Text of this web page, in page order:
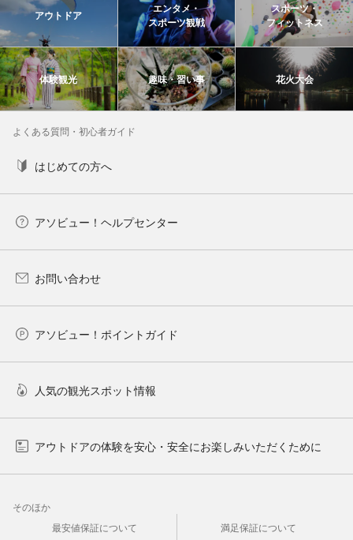
アウトドア
エンタメ・
スポーツ観戦
スポーツ・
フィットネス
体験観光 趣味・習い事 花火大会
よくある質問・初心者ガイド
はじめての方へ
アソビュー！ヘルプセンター
お問い合わせ
アソビュー！ポイントガイド
人気の観光スポット情報
アウトドアの体験を安心・安全にお楽しみいただくために
そのほか
最安値保証について
満足保証について